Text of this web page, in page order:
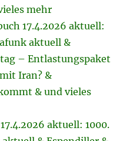
mehr
17.4.2026 aktuell:
aktuell &
– Entlastungspaket
Iran? &
& und vieles
aktuell: 1000.